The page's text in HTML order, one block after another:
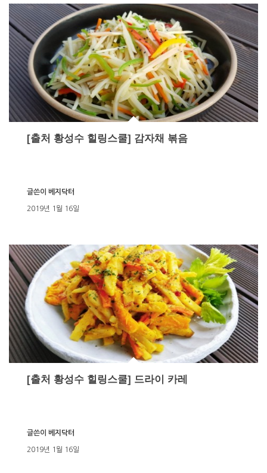
[출처 황성수 힐링스쿨] 감자채 볶음
2019년 1월 16일
글쓴이 베지닥터
[출처 황성수 힐링스쿨] 드라이 카레
2019년 1월 16일
글쓴이 베지닥터